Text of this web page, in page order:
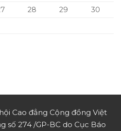
28 29
30
Cao đẳng Cộng đồng Việt
số 274 /GP-BC do Cục Báo